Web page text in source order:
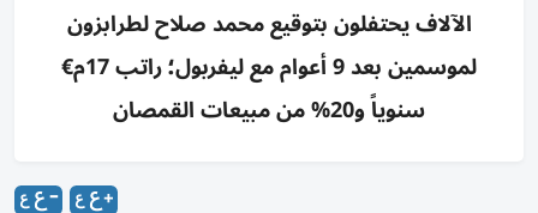
الآلاف يحتفلون بتوقيع محمد صلاح لطرابزون
لموسمين بعد 9 أعوام مع ليفربول؛ راتب 17م€
سنوياً و20% من مبيعات القمصان